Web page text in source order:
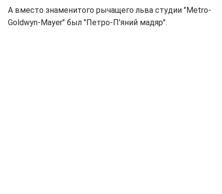
А вместо знаменитого рычащего льва студии "Metro-
Goldwyn-Mayer" был "Петро-П'яний мадяр".